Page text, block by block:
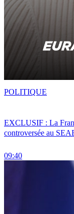
EXCLUSIF : La
controversée au
09:40
POLITIQUE